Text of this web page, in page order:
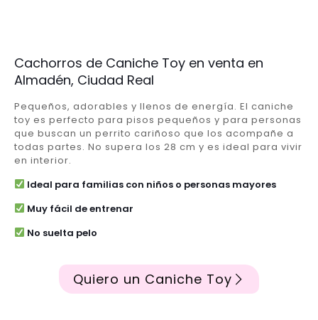
Cachorros de Caniche Toy en venta en
Almadén, Ciudad Real
Pequeños, adorables y llenos de energía. El caniche
toy es perfecto para pisos pequeños y para personas
que buscan un perrito cariñoso que los acompañe a
todas partes. No supera los 28 cm y es ideal para vivir
en interior.
Ideal para familias con niños o personas mayores
Muy fácil de entrenar
No suelta pelo
Quiero un Caniche Toy